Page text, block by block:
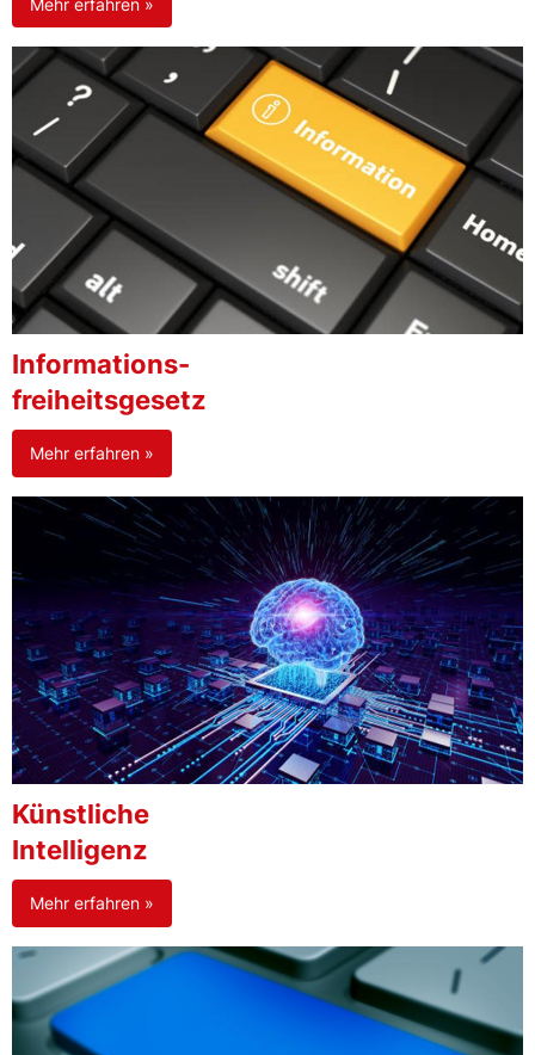
Informations-
freiheitsgesetz
Mehr erfahren »
Künstliche
Intelligenz
Mehr erfahren »